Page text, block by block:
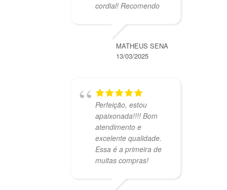
cordial! Recomendo
MATHEUS SENA
13/03/2025
Perfeição, estou
apaixonada!!!! Bom
atendimento e
excelente qualidade.
Essa é a primeira de
muitas compras!